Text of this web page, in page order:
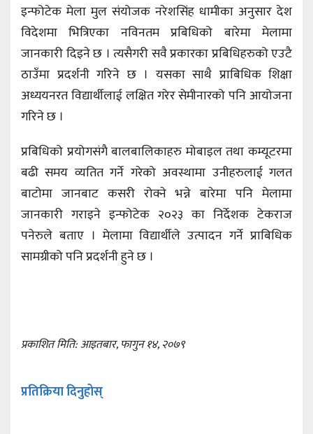
इन्फोटेक मेला मुल संयोजक नरेशसिंह धामीका अनुसार देश
विदेशमा भित्रिएका नविनतम प्रबिधिको बारेमा मेलामा
जानकारी दिइने छ । त्यसैगरी सवै प्रकारका प्रबिधिहरुको एउटै
ठाउँमा प्रदर्शनी गरिने छ । यसका साथै प्राबिधिक शिक्षा
अध्ययनरत विद्यार्थीलाई लक्षित गरेर सेमीनारको पनि आयोजना
गरिने छ ।
प्रबिधिको प्रयोगसंगै बालबालिकाहरु मोबाइल तथा कम्यूटरमा
बढी समय व्यतित गर्ने गरेको अवस्थामा उनीहरुलाई गलत
बाटोमा जानबाट कसरी रोक्ने भन्ने बारेमा पनि मेलामा
जानकारी गराइने इन्फोटेक २०२३ का निर्देशक टेकराज
पनेरुले बताए । मेलामा विद्यार्थीले उत्पादन गर्ने प्राबिधिक
सामग्रीको पनि प्रदर्शनी हुने छ ।
प्रकाशित मिति: आइतबार, फागुन १४, २०७९
प्रतिक्रिया दिनुहोस्